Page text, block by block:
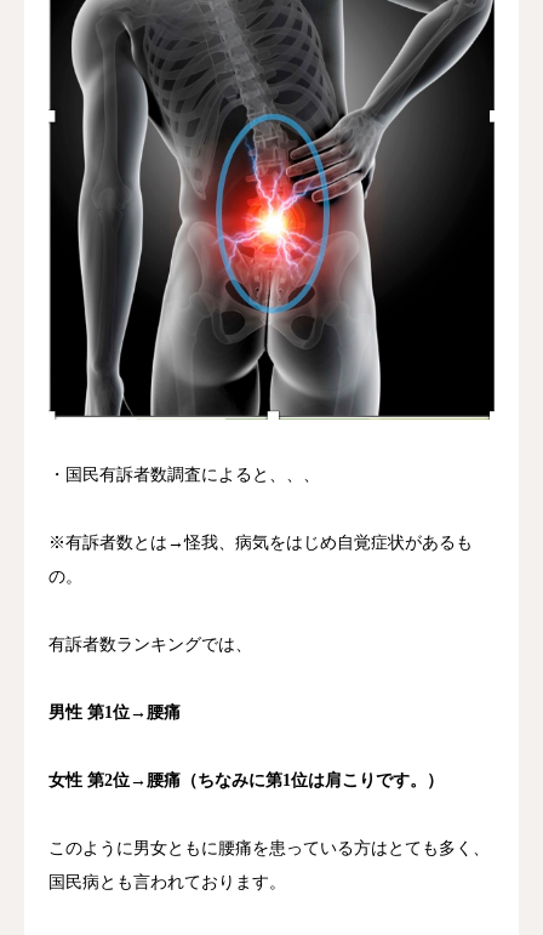
・国民有訴者数調査によると、、、
※有訴者数とは→怪我、病気をはじめ自覚症状があるも
の。
有訴者数ランキングでは、
男性 第1位→腰痛
女性 第2位→腰痛（ちなみに第1位は肩こりです。）
このように男女ともに腰痛を患っている方はとても多く、
国民病とも言われております。